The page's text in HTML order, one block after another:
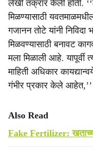
लेखी तक्रार केली होती.
मिळण्यासाठी
गजानन तोटे यांनी निविदा
मिळवण्यासाठी बनावट
मला मिळाली आहे. यापूर्वी
माहिती अधिकार
गंभीर प्रकार केले
Also Read
Fake Fertilizer: